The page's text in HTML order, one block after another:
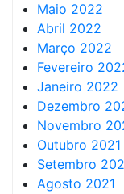
Maio 2022
Abril 2022
Março 2022
Fevereiro
Janeiro 2022
Dezembro
Novembro
Outubro 2021
Setembro
Agosto 2021